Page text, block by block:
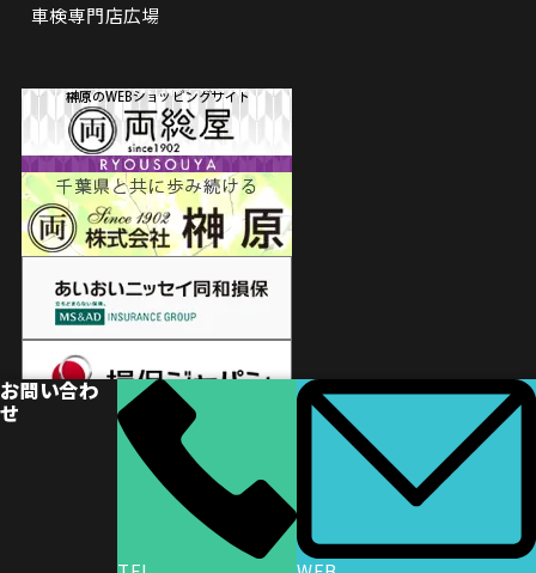
お問い合わ
せ
車検専門店広場
© 車検のカードックトウホウ